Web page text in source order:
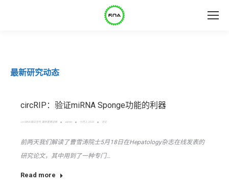
最新研究动态
circRIP：验证miRNA Sponge功能的利器
circRNA-蛋白互作 最新重要进展 admin 七月 2, 2020 评论
前两天我们解读了曹雪涛院士5月18日在Hepatology杂志在线发表的
研究论文，其中用到了一种专门…
Read more